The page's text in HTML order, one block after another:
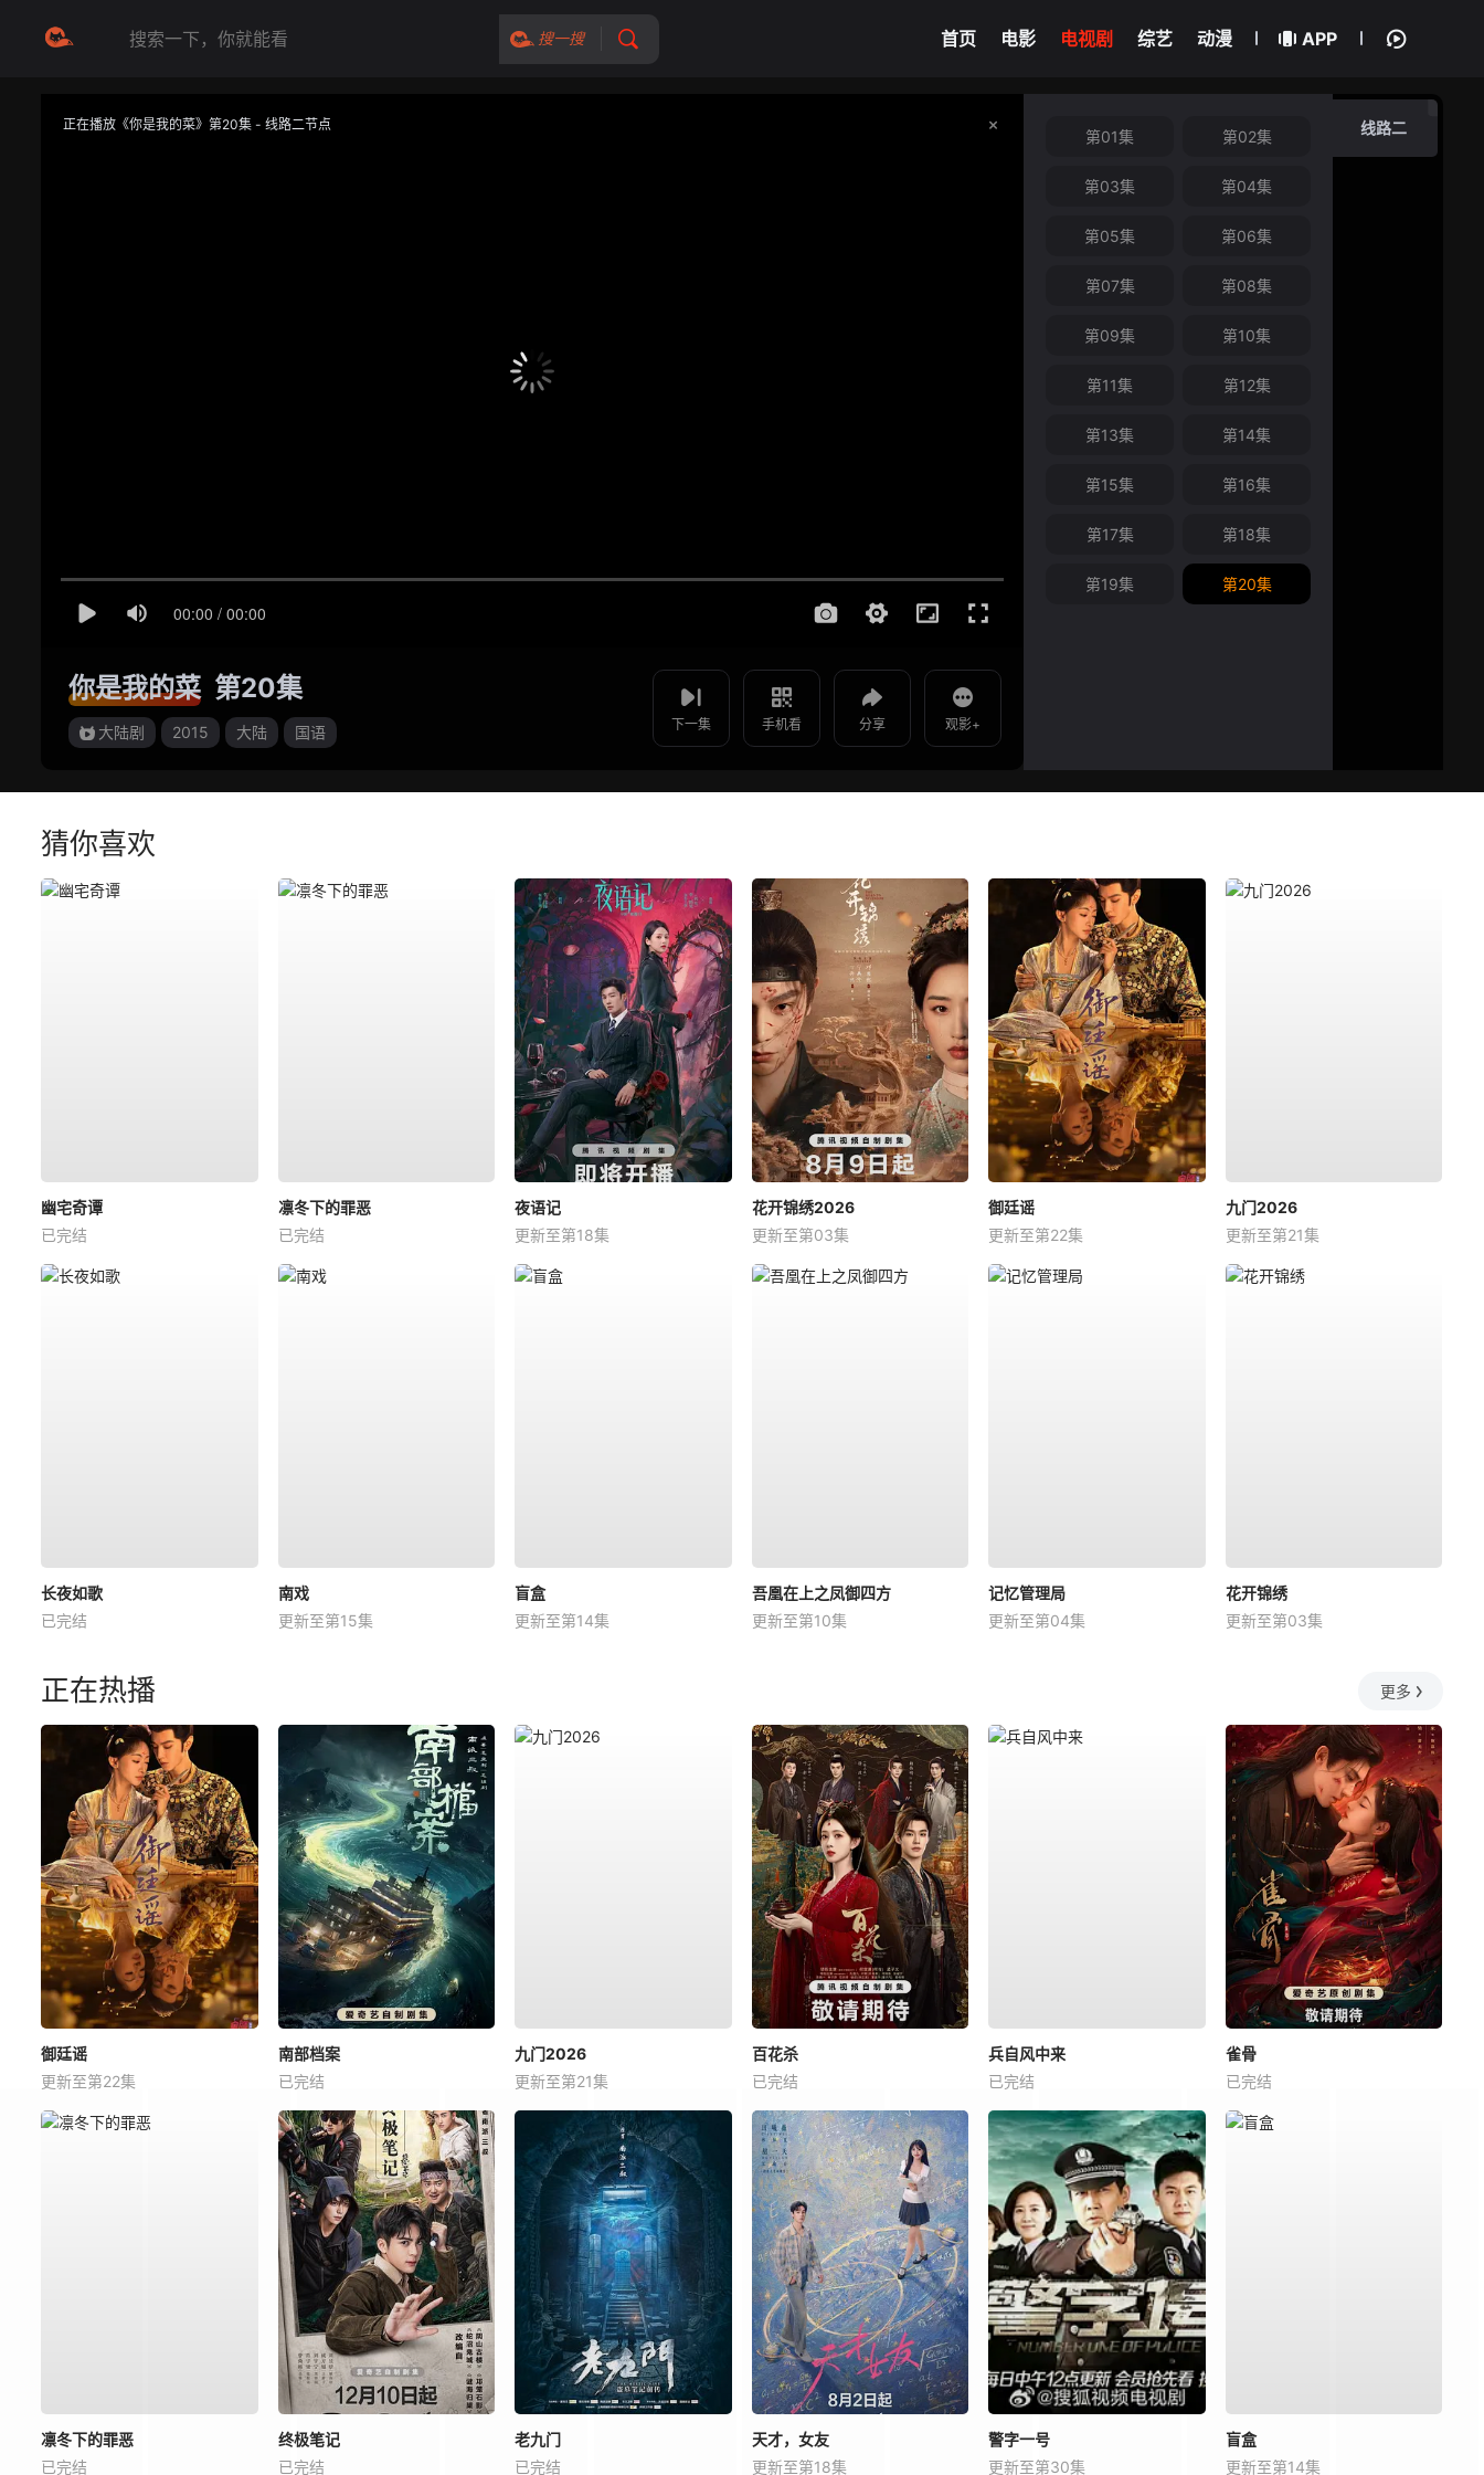
搜一搜 首页 电影 电视剧 综艺 动漫 APP
正在播放《你是我的菜》第20集 - 线路二节点
你是我的菜 第20集
大陆剧 2015 大陆 国语 下一集 手机看 分享 观影+
如遇无法播放请提交给我们
线路二
第01集 第02集
第03集 第04集
第05集 第06集
第07集 第08集
第09集 第10集
第11集 第12集
第13集 第14集
第15集 第16集
第17集 第18集
第19集 第20集
猜你喜欢
幽宅奇谭
已完结
凛冬下的罪恶
已完结
夜语记
更新至第18集
花开锦绣2026
更新至第03集
御廷谣
更新至第22集
九门2026
更新至第21集
长夜如歌
已完结
南戏
更新至第15集
盲盒
更新至第14集
吾凰在上之凤御四方
更新至第10集
记忆管理局
更新至第04集
花开锦绣
更新至第03集
正在热播 更多
御廷谣
更新至第22集
南部档案
已完结
九门2026
更新至第21集
百花杀
已完结
兵自风中来
已完结
雀骨
已完结
凛冬下的罪恶
已完结
终极笔记
已完结
老九门
已完结
天才，女友
更新至第18集
警字一号
更新至第30集
盲盒
更新至第14集